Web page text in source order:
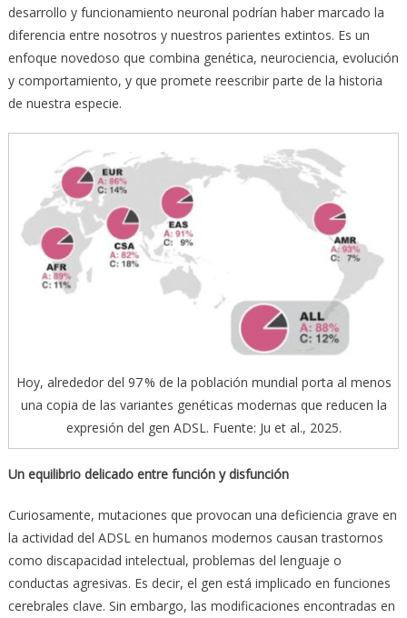
desarrollo y funcionamiento neuronal podrían haber marcado la
diferencia entre nosotros y nuestros parientes extintos. Es un
enfoque novedoso que combina genética, neurociencia, evolución
y comportamiento, y que promete reescribir parte de la historia
de nuestra especie.
Hoy, alrededor del 97 % de la población mundial porta al menos
una copia de las variantes genéticas modernas que reducen la
expresión del gen ADSL. Fuente: Ju et al., 2025.
Un equilibrio delicado entre función y disfunción
Curiosamente, mutaciones que provocan una deficiencia grave en
la actividad del ADSL en humanos modernos causan trastornos
como discapacidad intelectual, problemas del lenguaje o
conductas agresivas. Es decir, el gen está implicado en funciones
cerebrales clave. Sin embargo, las modificaciones encontradas en